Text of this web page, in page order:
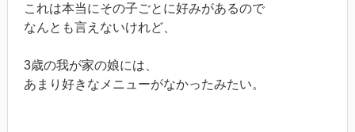
これは本当にその子ごとに好みがあるので
なんとも言えないけれど、
3歳の我が家の娘には、
あまり好きなメニューがなかったみたい。